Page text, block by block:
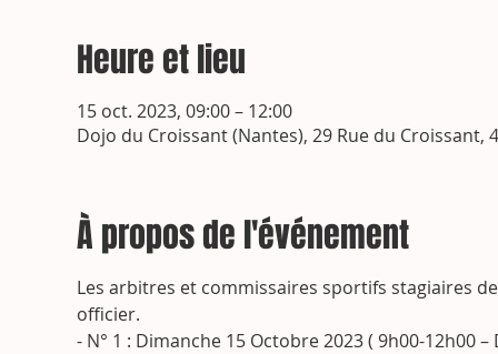
Heure et lieu
15 oct. 2023, 09:00 – 12:00
Dojo du Croissant (Nantes), 29 Rue du Croissant,
À propos de l'événement
Les arbitres et commissaires sportifs stagiaires
officier.
- N° 1 : Dimanche 15 Octobre 2023 ( 9h00-12h00